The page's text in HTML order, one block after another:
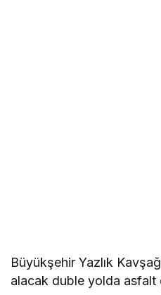
Büyükşehir Yazlık
alacak duble yolda asfalt